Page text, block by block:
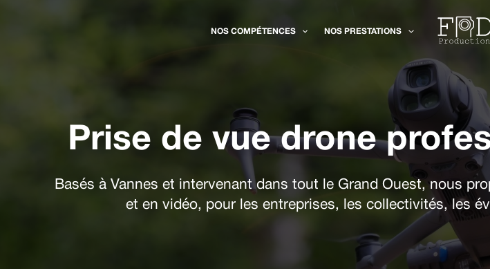
NOS COMPÉTENCES NOS PRESTATIONS
Prise de vue drone
Basés à Vannes et intervenant dans tout le Grand Ouest, nous
et en vidéo, pour les entreprises, les collectivités, les